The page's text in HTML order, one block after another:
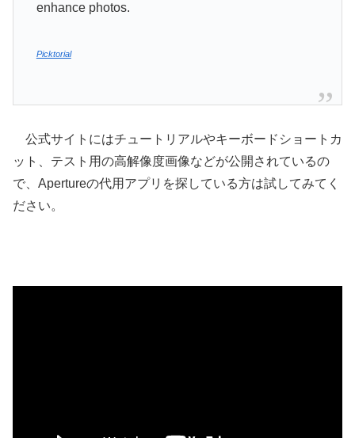
enhance photos.
Picktorial
公式サイトにはチュートリアルやキーボードショートカ
ット、テスト用の高解像度画像などが公開されているの
で、Apertureの代用アプリを探している方は試してみてく
ださい。